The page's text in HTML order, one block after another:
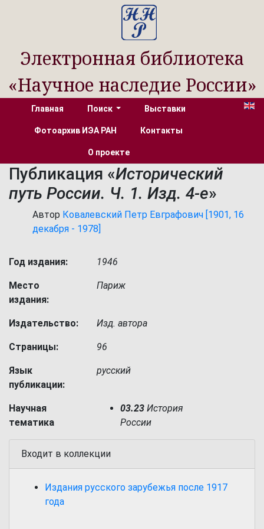
Электронная библиотека
«Научное наследие России»
Главная Поиск Выставки
Фотоархив ИЭА РАН Контакты
О проекте
Публикация «Исторический
путь России. Ч. 1. Изд. 4-е»
Автор Ковалевский Петр Евграфович [1901, 16
декабря - 1978]
Год издания: 1946
Место
издания:
Париж
Издательство: Изд. автора
Страницы: 96
Язык
публикации:
русский
Научная
тематика
03.23 История
России
Входит в коллекции
Издания русского зарубежья после 1917
года